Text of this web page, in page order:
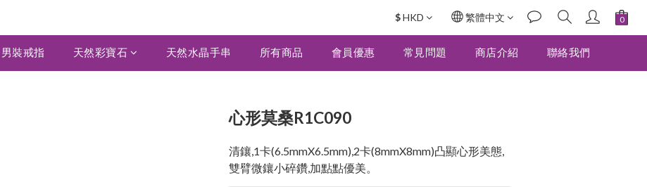
$HKD 繁體中文
男裝戒指 天然彩寶石 天然水晶手串 所有商品 會員優惠 常見問題 商店介紹 聯絡我們
心形莫桑R1C090
清鑲,1卡(6.5mmX6.5mm),2卡(8mmX8mm)凸顯心形美態,
雙臂微鑲小碎鑽,加點點優美。
立即購買